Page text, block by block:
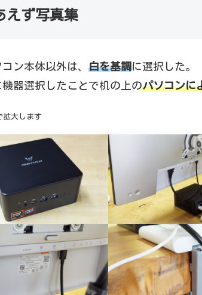
えず写真集
ン本体以外は、 白を基調 に選択した。
機器選択したことで机の上のパソコンに
拡大します